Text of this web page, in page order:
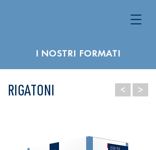
I NOSTRI FORMATI
RIGATONI < >